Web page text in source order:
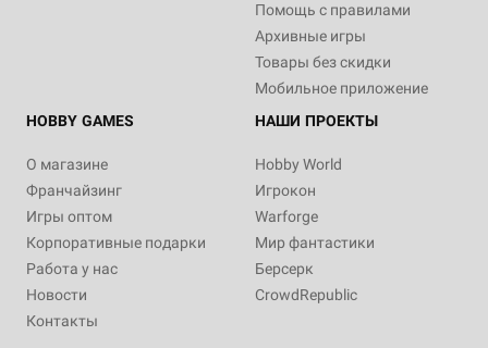
Помощь с правилами
Архивные игры
Товары без скидки
Мобильное приложение
HOBBY GAMES
О магазине
Франчайзинг
Игры оптом
Корпоративные подарки
Работа у нас
Новости
Контакты
НАШИ ПРОЕКТЫ
Hobby World
Игрокон
Warforge
Мир фантастики
Берсерк
CrowdRepublic